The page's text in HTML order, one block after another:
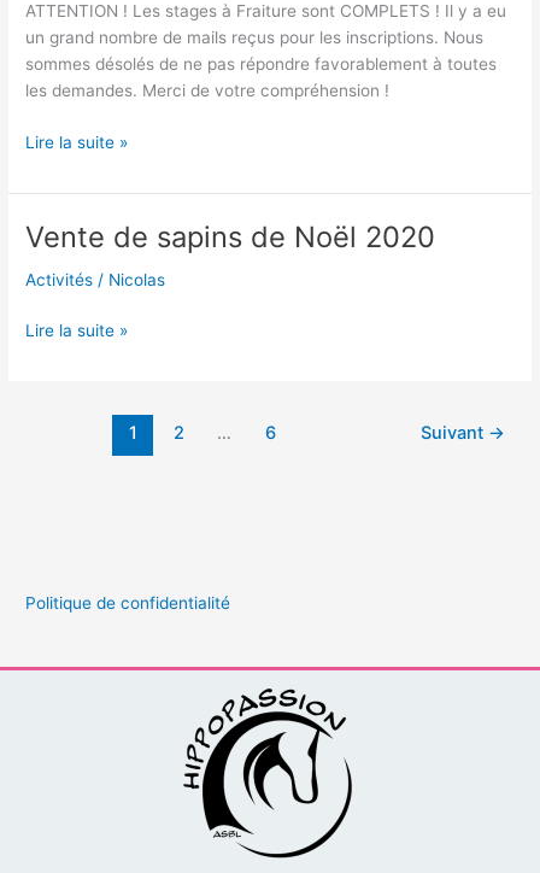
ATTENTION ! Les stages à Fraiture sont COMPLETS ! Il y a eu
un grand nombre de mails reçus pour les inscriptions. Nous
sommes désolés de ne pas répondre favorablement à toutes
les demandes. Merci de votre compréhension !
et
Pâques
2021
Lire la suite »
Vente de sapins de Noël 2020
Activités / Nicolas
Vente
sapins
Noël
Lire la suite »
1 2 … 6 Suivant →
Politique de confidentialité